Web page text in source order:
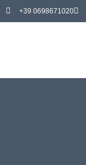
+39 0698671020